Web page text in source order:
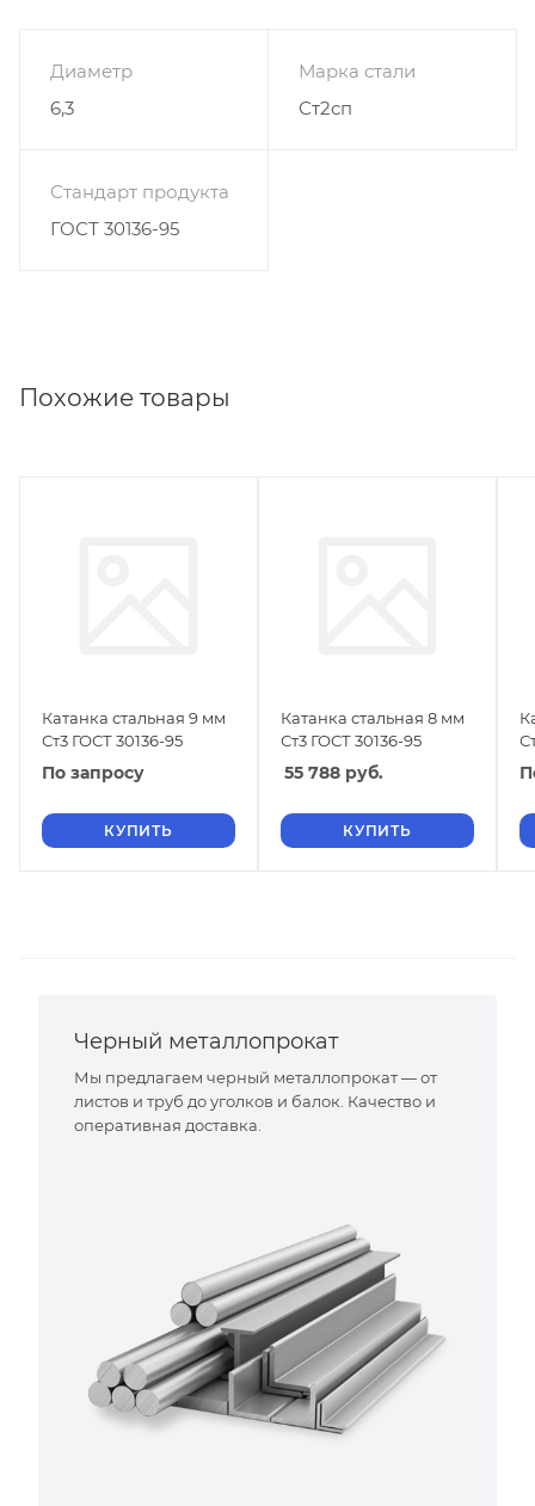
Диаметр
6,3
Марка стали
Ст2сп
Стандарт продукта
ГОСТ 30136-95
Похожие товары
Катанка стальная 9 мм
Ст3 ГОСТ 30136-95
По запросу
КУПИТЬ
Катанка стальная 8 мм
Ст3 ГОСТ 30136-95
55 788 руб.
КУПИТЬ
Черный металлопрокат
Мы предлагаем черный металлопрокат — от
листов и труб до уголков и балок. Качество и
оперативная доставка.